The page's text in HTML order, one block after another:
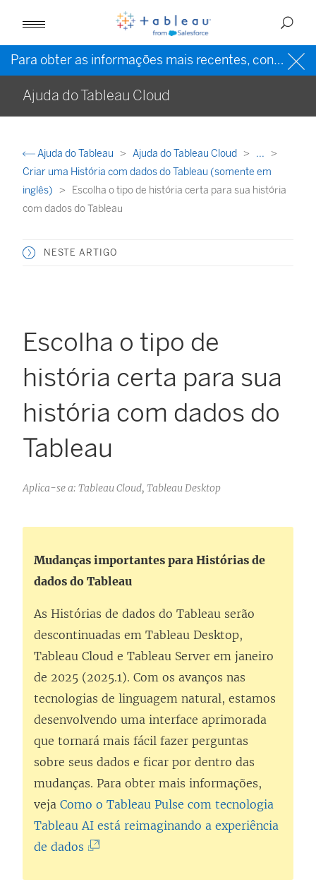
Para obter as informações mais recentes, consulte a
Ajuda do Tableau Cloud
Ajuda do Tableau Ajuda do Tableau Cloud
...
Criar uma História com dados do Tableau (somente em
inglês)
Escolha o tipo de história certa para sua história
com dados do Tableau
NESTE ARTIGO
Escolha o tipo de
história certa para sua
história com dados do
Tableau
Aplica-se a: Tableau Cloud, Tableau Desktop
Mudanças importantes para Histórias de
dados do Tableau
As Histórias de dados do Tableau serão
descontinuadas em Tableau Desktop,
Tableau Cloud e Tableau Server em janeiro
de 2025 (2025.1). Com os avanços nas
tecnologias de linguagem natural, estamos
desenvolvendo uma interface aprimorada
que tornará mais fácil fazer perguntas
sobre seus dados e ficar por dentro das
mudanças. Para obter mais informações,
veja Como o Tableau Pulse com tecnologia
Tableau AI está reimaginando a experiência
de dados